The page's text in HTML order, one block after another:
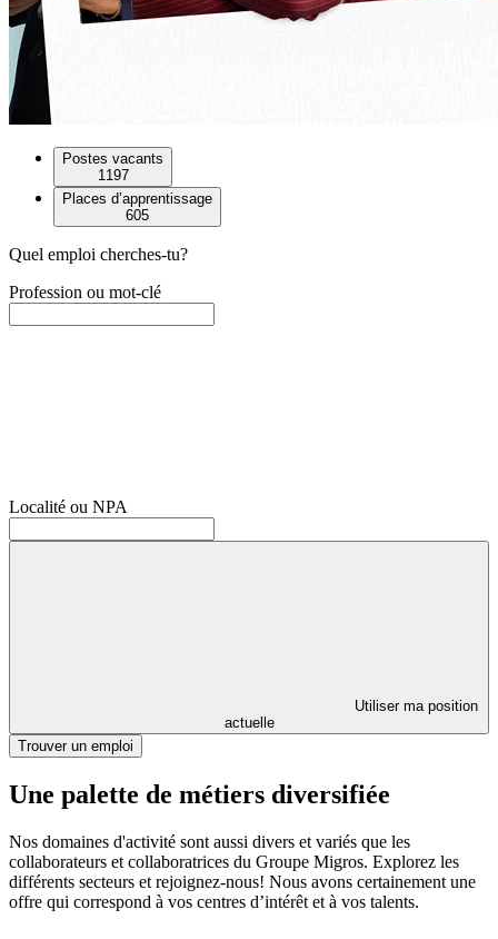
Postes vacants
1197
Places d’apprentissage
605
Quel emploi cherches-tu?
Profession ou mot-clé
Localité ou NPA
Utiliser ma position
actuelle
Trouver un emploi
Une palette de métiers diversifiée
Nos domaines d'activité sont aussi divers et variés que les
collaborateurs et collaboratrices du Groupe Migros. Explorez les
différents secteurs et rejoignez-nous! Nous avons certainement une
offre qui correspond à vos centres d’intérêt et à vos talents.